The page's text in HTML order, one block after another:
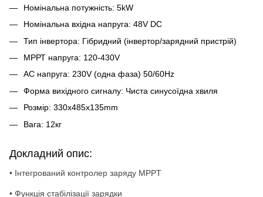
Номінальна потужність: 5kW
Номінальна вхідна напруга: 48V DC
Тип інвертора: Гібридний (інвертор/зарядний пристрій)
МРРТ напруга: 120-430V
AC напруга: 230V (одна фаза) 50/60Hz
Форма вихідного сигналу: Чиста синусоїдна хвиля
Розмір: 330х485х135mm
Вага: 12кг
Докладний опис:
• Інтегрований контролер заряду MPPT
• Функція стабілізації зарядки